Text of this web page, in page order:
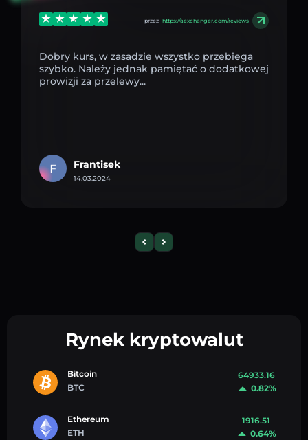
przez https://aexchanger.com/reviews
Dobry kurs, w zasadzie wszystko przebiega
szybko. Należy jednak pamiętać o dodatkowej
prowizji za przelewy...
F Frantisek
14.03.2024
Rynek kryptowalut
Bitcoin
BTC
64933.16
0.82%
Ethereum
ETH
1916.51
0.64%